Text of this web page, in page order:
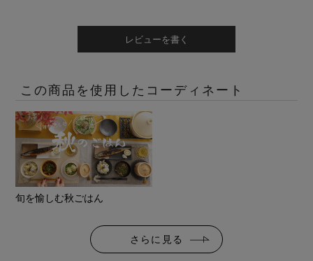
レビューを書く
この商品を使用したコーディネート
旬を愉しむ秋ごはん
さらに見る